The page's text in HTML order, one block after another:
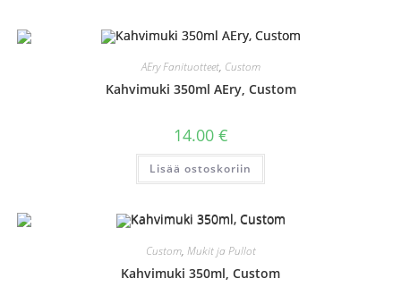
AEry Fanituotteet, Custom
Kahvimuki 350ml AEry, Custom
14.00 €
Lisää ostoskoriin
Custom, Mukit ja Pullot
Kahvimuki 350ml, Custom